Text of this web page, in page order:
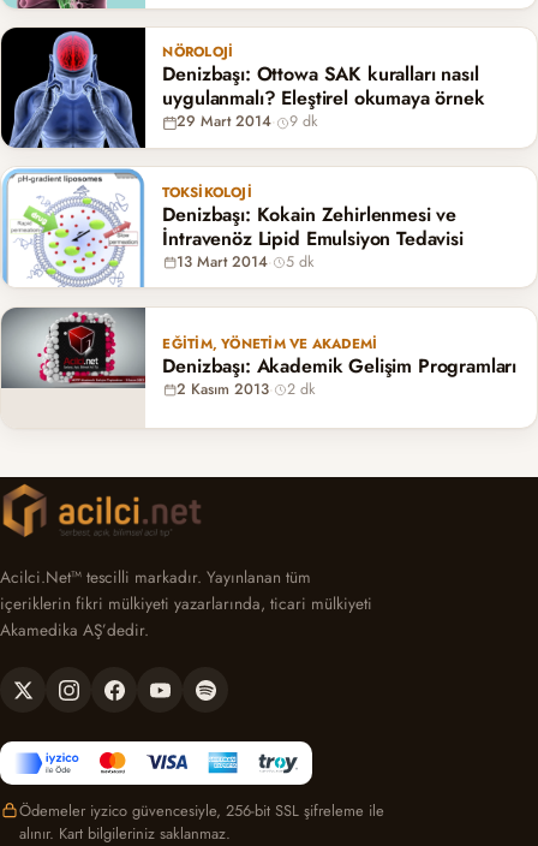
NÖROLOJI
Denizbaşı: Ottowa SAK kuralları nasıl
uygulanmalı? Eleştirel okumaya örnek
29 Mart 2014· 9 dk
TOKSIKOLOJI
Denizbaşı: Kokain Zehirlenmesi ve
İntravenöz Lipid Emulsiyon Tedavisi
13 Mart 2014· 5 dk
EĞITIM, YÖNETIM VE AKADEMI
Denizbaşı: Akademik Gelişim Programları
2 Kasım 2013· 2 dk
Acilci.Net™ tescilli markadır. Yayınlanan tüm
içeriklerin fikri mülkiyeti yazarlarında, ticari mülkiyeti
Akamedika AŞ’dedir.
Ödemeler iyzico güvencesiyle, 256-bit SSL şifreleme ile
alınır. Kart bilgileriniz saklanmaz.